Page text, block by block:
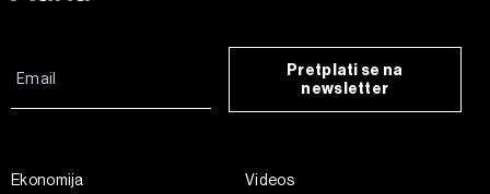
Pretplati se na
newsletter
Ekonomija
Videos